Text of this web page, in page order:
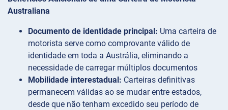
Australiana
Documento de identidade principal: Uma carteira de
motorista serve como comprovante válido de
identidade em toda a Austrália, eliminando a
necessidade de carregar múltiplos documentos
Mobilidade interestadual: Carteiras definitivas
permanecem válidas ao se mudar entre estados,
desde que não tenham excedido seu período de